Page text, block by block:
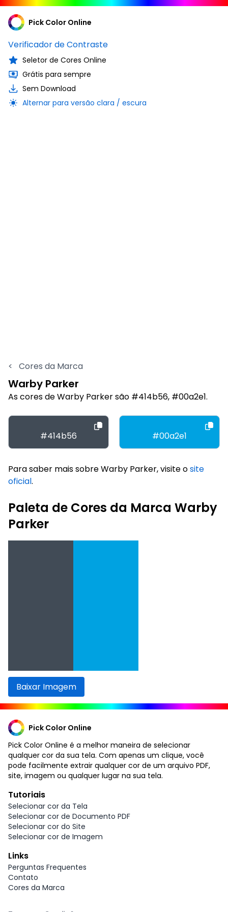
Pick Color Online
Verificador de Contraste
Seletor de Cores Online
Grátis para sempre
Sem Download
Alternar para versão clara / escura
< Cores da Marca
Warby Parker
As cores de Warby Parker são #414b56, #00a2e1.
#414b56 #00a2e1
Para saber mais sobre Warby Parker, visite osite
oficial.
Paleta de Cores da Marca Warby
Parker
Baixar Imagem
Pick Color Online
Pick Color Online é a melhor maneira de selecionar
qualquer cor da sua tela. Com apenas um clique, você
pode facilmente extrair qualquer cor de um arquivo PDF,
site, imagem ou qualquer lugar na sua tela.
Tutoriais
Selecionar cor da Tela
Selecionar cor de Documento PDF
Selecionar cor do Site
Selecionar cor de Imagem
Links
Perguntas Frequentes
Contato
Cores da Marca